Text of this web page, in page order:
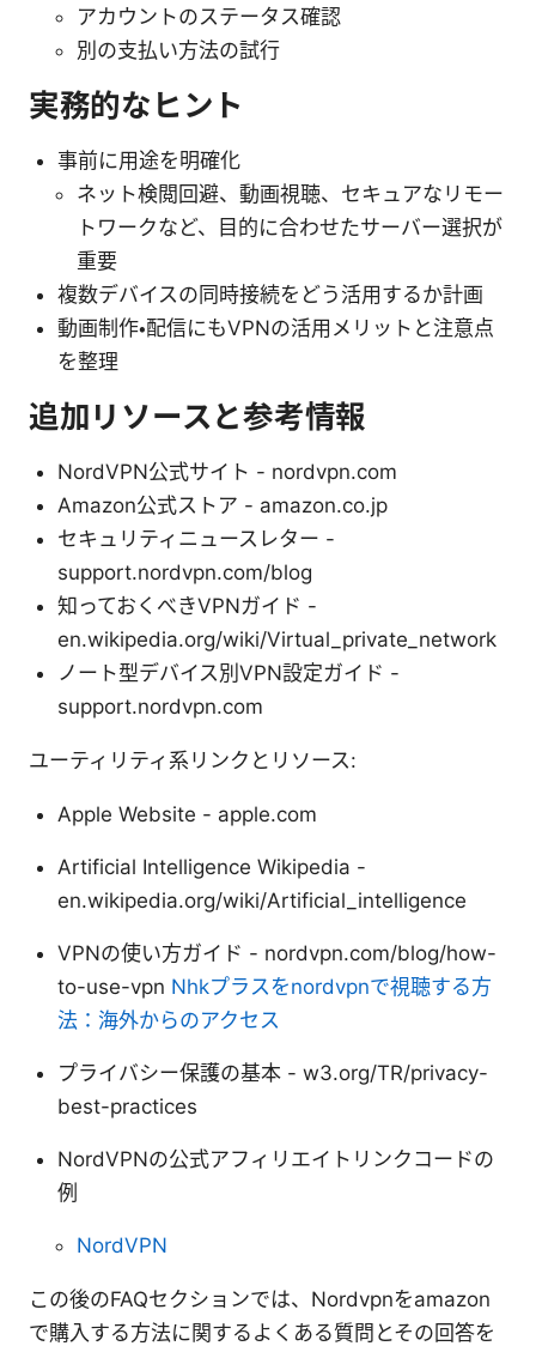
アカウントのステータス確認
別の支払い方法の試行
実務的なヒント
事前に用途を明確化
ネット検閲回避、動画視聴、セキュアなリモー
トワークなど、目的に合わせたサーバー選択が
重要
複数デバイスの同時接続をどう活用するか計画
動画制作・配信にもVPNの活用メリットと注意点
を整理
追加リソースと参考情報
NordVPN公式サイト - nordvpn.com
Amazon公式ストア - amazon.co.jp
セキュリティニュースレター -
support.nordvpn.com/blog
知っておくべきVPNガイド -
en.wikipedia.org/wiki/Virtual_private_network
ノート型デバイス別VPN設定ガイド -
support.nordvpn.com
ユーティリティ系リンクとリソース:
Apple Website - apple.com
Artificial Intelligence Wikipedia -
en.wikipedia.org/wiki/Artificial_intelligence
VPNの使い方ガイド - nordvpn.com/blog/how-
to-use-vpn Nhkプラスをnordvpnで視聴する方
法：海外からのアクセス
プライバシー保護の基本 - w3.org/TR/privacy-
best-practices
NordVPNの公式アフィリエイトリンクコードの
例
NordVPN
この後のFAQセクションでは、Nordvpnをamazon
で購入する方法に関するよくある質問とその回答を